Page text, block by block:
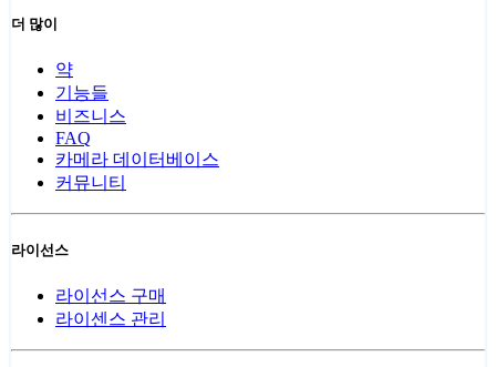
더 많이
약
기능들
비즈니스
FAQ
카메라 데이터베이스
커뮤니티
라이선스
라이선스 구매
라이센스 관리